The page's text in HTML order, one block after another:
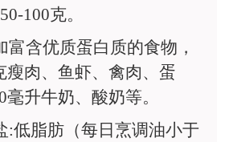
100克。
富含优质蛋白质的食物，
瘦肉、鱼虾、禽肉、蛋
升牛奶、酸奶等。
:低脂肪（每日烹调油小于